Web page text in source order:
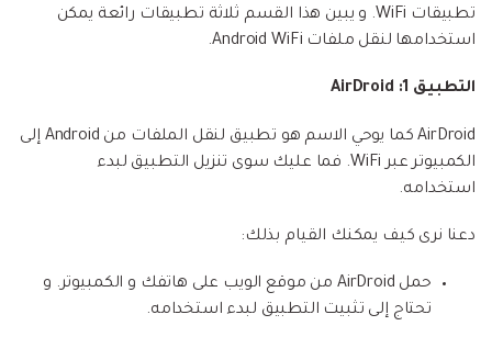
تطبيقات WiFi. و يبين هذا القسم ثلاثة تطبيقات رائعة يمكن
استخدامها لنقل ملفات Android WiFi.
التطبيق 1: AirDroid
AirDroid كما يوحي الاسم هو تطبيق لنقل الملفات من Android إلى
الكمبيوتر عبر WiFi. فما عليك سوى تنزيل التطبيق لبدء
استخدامه.
دعنا نرى كيف يمكنك القيام بذلك:
حمل AirDroid من موقع الويب على هاتفك و الكمبيوتر. و
تحتاج إلى تثبيت التطبيق لبدء استخدامه.